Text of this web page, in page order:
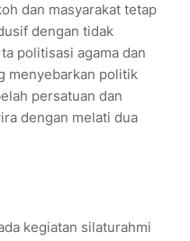
dan masyarakat tetap
dengan tidak
politisasi agama dan
menyebarkan politik
persatuan dan
dengan melati dua
kegiatan silaturahmi